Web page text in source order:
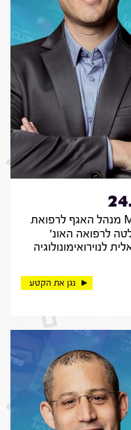
אורח: פרופ' תמיר בן חור, MD PhD מנהל האגף לרפואת
לרפואה האונ'
לנוירואימונולוגיה
נגן את הקטע